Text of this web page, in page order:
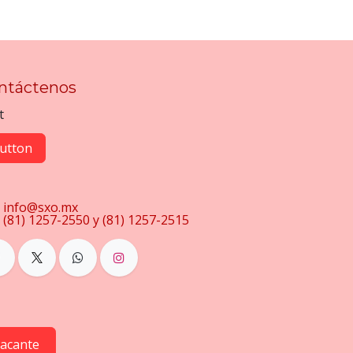
info@sxo.mx
(81) 1257-2550 y (81) 1257-2515